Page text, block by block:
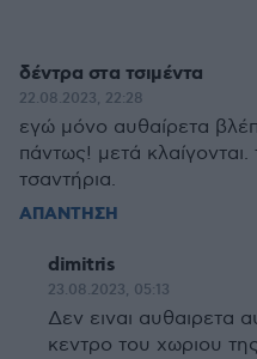
δέντρα στα τσιμέντα
22.08.2023, 22:28
εγώ μόνο αυθαίρετα
πάντως! μετά
τσαντήρια.
ΑΠΑΝΤΗΣΗ
dimitris
23.08.2023, 05:13
Δεν ειναι αυθαιρετα
κεντρο του χωριου